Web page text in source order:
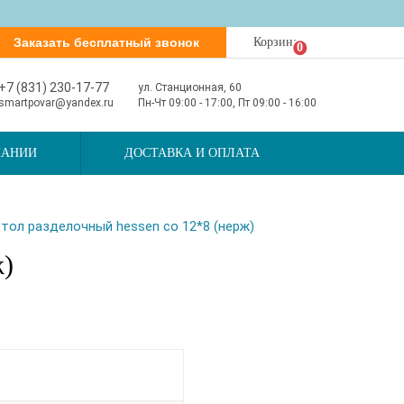
Заказать бесплатный звонок Корзина0
(831) 230-17-77
ул. Станционная, 60
Пн-Чт 09:00 - 17:00, Пт 09:00 - 16:00
ДОСТАВКА И ОПЛАТА
разделочный hessen со 12*8 (нерж)